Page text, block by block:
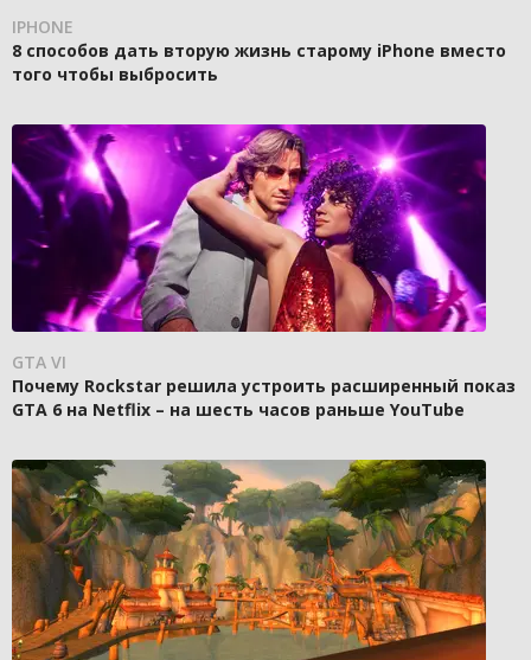
IPHONE
8 способов дать вторую жизнь старому iPhone вместо
того чтобы выбросить
GTA VI
Почему Rockstar решила устроить расширенный показ
GTA 6 на Netflix – на шесть часов раньше YouTube